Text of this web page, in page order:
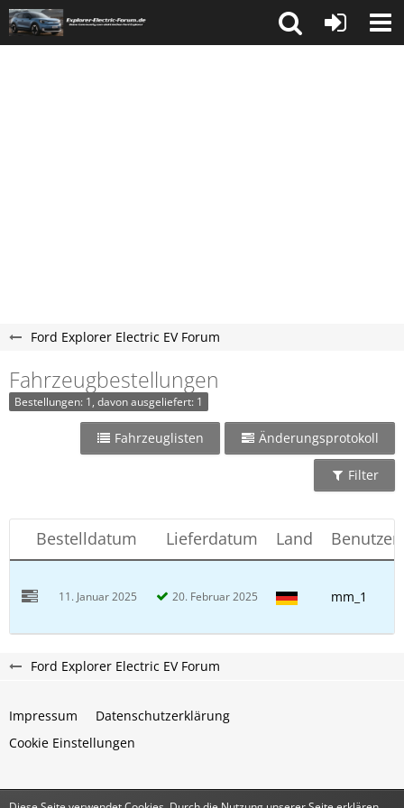
Ford Explorer Electric EV Forum
Fahrzeugbestellungen
Bestellungen: 1, davon ausgeliefert: 1
Fahrzeuglisten Änderungsprotokoll
Filter
Bestelldatum Lieferdatum Land
11. Januar 2025 20. Februar 2025 mm_1
Ford Explorer Electric EV Forum
Impressum
Datenschutzerklärung
Cookie Einstellungen